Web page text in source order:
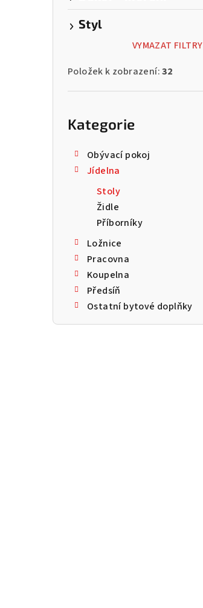
Styl
VYMAZAT FILTRY
Položek k zobrazení:32
Kategorie
Obývací pokoj
Jídelna
Stoly
Židle
Příborníky
Ložnice
Pracovna
Koupelna
Předsíň
Ostatní bytové doplňky